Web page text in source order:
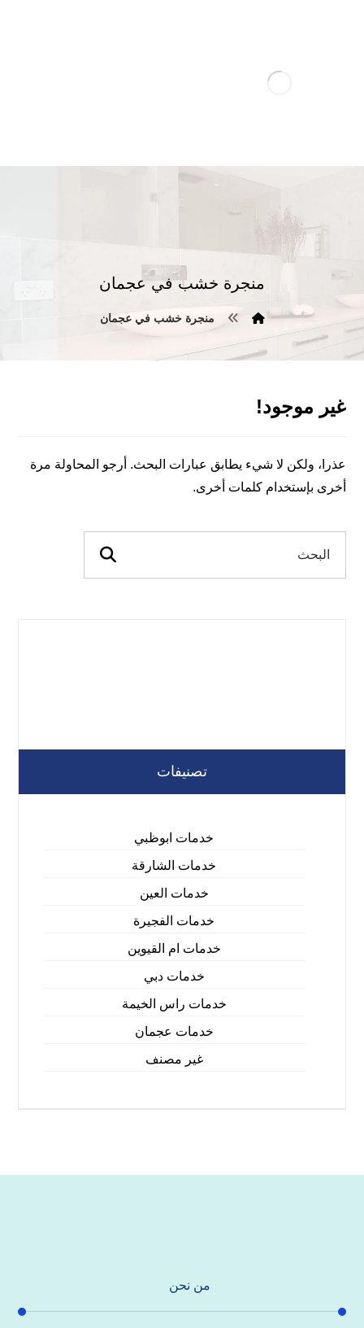
منجرة خشب في عجمان
منجرة خشب في عجمان
غير موجود!
عذرا، ولكن لا شيء يطابق عبارات البحث. أرجو المحاولة مرة
أخرى بإستخدام كلمات أخرى.
تصنيفات
خدمات ابوظبي
خدمات الشارقة
خدمات العين
خدمات الفجيرة
خدمات ام القيوين
خدمات دبي
خدمات راس الخيمة
خدمات عجمان
غير مصنف
من نحن